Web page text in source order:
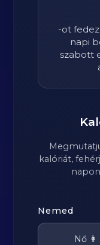
-ot
napi
szabott
kalóriát,
Nemed
Nő 👩